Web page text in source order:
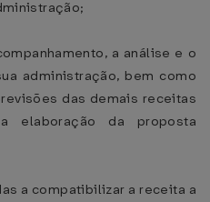
a análise e o
administração, bem como
das demais receitas
elaboração da proposta
a compatibilizar a receita a